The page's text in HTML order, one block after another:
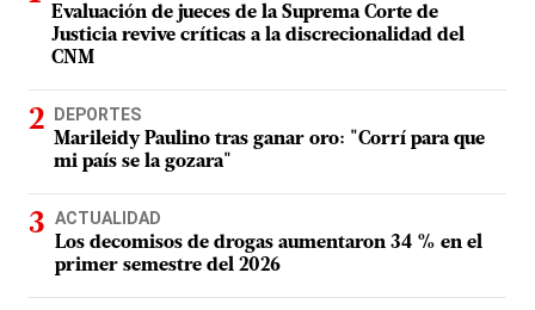
Evaluación de jueces de la Suprema Corte de
Justicia revive críticas a la discrecionalidad del
CNM
DEPORTES
Marileidy Paulino tras ganar oro: "Corrí para que
mi país se la gozara"
ACTUALIDAD
Los decomisos de drogas aumentaron 34 % en el
primer semestre del 2026